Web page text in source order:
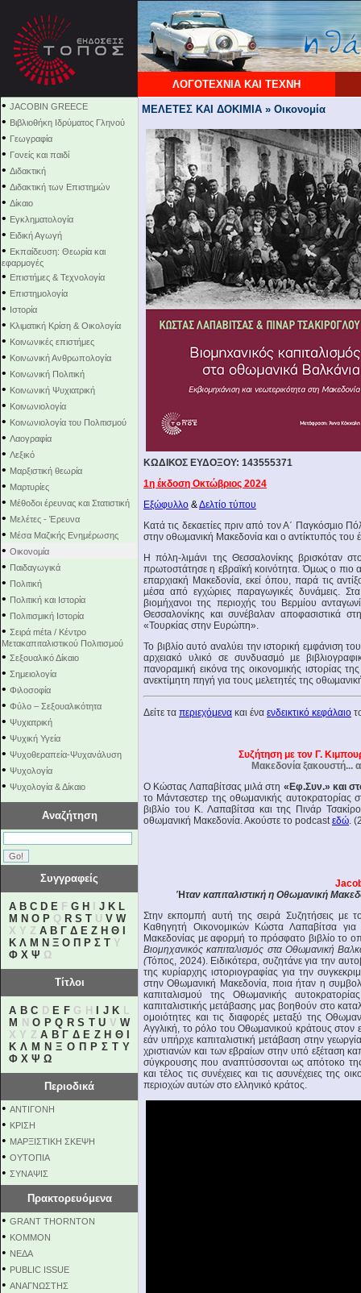
ΛΟΓΟΤΕΧΝΙΑ ΚΑΙ ΤΕΧΝΗ
• JACOBIN GREECE
• Βιβλιοθήκη Ιδρύματος Γληνού
• Γεωγραφία
• Γονείς και παιδί
• Διδακτική
• Διδακτική των Επιστημών
• Δίκαιο
• Εγκληματολογία
• Ειδική Αγωγή
• Εκπαίδευση: Θεωρία και
εφαρμογές
• Επιστήμες & Τεχνολογία
• Επιστημολογία
• Ιστορία
• Κλιματική Κρίση & Οικολογία
• Κοινωνικές επιστήμες
• Κοινωνική Ανθρωπολογία
• Κοινωνική Πολιτική
• Κοινωνική Ψυχιατρική
• Κοινωνιολογία
• Κοινωνιολογία του Πολιτισμού
• Λαογραφία
• Λεξικό
• Μαρξιστική θεωρία
• Μαρτυρίες
• Μέθοδοι έρευνας και Στατιστική
• Μελέτες - Έρευνα
• Μέσα Μαζικής Ενημέρωσης
• Οικονομία
• Παιδαγωγικά
• Πολιτική
• Πολιτική και Ιστορία
• Πολιτισμική Ιστορία
• Σειρά mέta / Κέντρο
Μετακαπιταλιστικού Πολιτισμού
• Σεξουαλικό Δίκαιο
• Σημειολογία
• Φιλοσοφία
• Φύλο – Σεξουαλικότητα
• Ψυχιατρική
• Ψυχική Υγεία
• Ψυχοθεραπεία-Ψυχανάλυση
• Ψυχολογία
• Ψυχολογία & Δίκαιο
Αναζήτηση
Συγγραφείς
A B C D E F G H J K L
M N O P Q R S T U V W
X Y Z Α Β Γ Δ Ε Ζ Η Θ
Κ Λ Μ Ν Ξ Ο Π Ρ Σ Τ Υ
Φ Χ Ψ Ω
Τίτλοι
A B C D E FG H J K L
M
N O P Q R S T U V W
X Y ZΑ Β Γ Δ Ε Ζ Η Θ
Κ Λ Μ Ν Ξ Ο Π Ρ Σ Τ Υ
Φ Χ Ψ Ω
Περιοδικά
• ΑΝΤΙΓΟΝΗ
• ΚΡΙΣΗ
• ΜΑΡΞΙΣΤΙΚΗ ΣΚΕΨΗ
• ΟΥΤΟΠΙΑ
• ΣΥΝΑΨΙΣ
Πρακτορευόμενα
• GRANT THORNTON
• KOMMON
• NEΔΑ
• PUBLIC ISSUE
• ΑΝΑΓΝΩΣΤΗΣ
ΜΕΛΕΤΕΣ ΚΑΙ ΔΟΚΙΜΙΑ » Οικονομία
ΚΩΔΙΚΟΣ ΕΥΔΟΞΟΥ: 143555371
1η έκδοση Οκτώβριος 2024
Εξώφυλλο &Δελτίο τύπου
Κατά τις δεκαετίες πριν από τον Α΄ Παγκόσµιο
στην οθωµανική Μακεδονία και ο αντίκτυπός του
Η πόλη-λιµάνι της Θεσσαλονίκης βρισκόταν
πρωτοστάτησε η εβραϊκή κοινότητα. Όµως ο πιο
επαρχιακή Μακεδονία, εκεί όπου, παρά τις
µέσα από εγχώριες παραγωγικές δυνάµεις.
βιοµήχανοι της περιοχής του Βερµίου
Θεσσαλονίκης και συνέβαλαν αποφασιστικά
«Τουρκίας στην Ευρώπη».
Το βιβλίο αυτό αναλύει την ιστορική εµφάνιση
αρχειακό υλικό σε συνδυασµό µε
πανοραµική εικόνα της οικονοµικής ιστορίας
ανεκτίµητη πηγή για τους µελετητές της
Δείτε τα περιεχόμενα και ένα ενδεικτικό κεφάλαιο
Συζήτηση με τον Γ.
Μακεδονία ξακουστή...
Ο Κώστας Λαπαβίτσας μιλά στη «Εφ.Συν.» και
το Μάντσεστερ της οθωμανικής
βιβλίο του Κ. Λαπαβίτσα και της Πινάρ
οθωμανική Μακεδονία. Ακούστε το podcastεδώ.
Ήταν καπιταλιστική η Οθωμανική
Στην εκπομπή αυτή της σειρά Συζητήσεις με
Καθηγητή Οικονομικών Κώστα Λαπαβίτσα
Μακεδονίας με αφορμή το πρόσφατο βιβλίο το
Βιομηχανικός καπιταλισμός στα Οθωμανική
(Τόπος, 2024). Ειδικότερα, συζητάνε για την
της κυρίαρχης ιστοριογραφίας για την
στην Οθωμανική Μακεδονία, ποια ήταν η
καπιταλισμού της Οθωμανικής
καπιταλιστικής μετάβασης μας βοηθούν στο
ομοιότητες και τις διαφορές μεταξύ της
Αγγλική, το ρόλο του Οθωμανικού κράτους στον
εάν υπήρχε καπιταλιστική μετάβαση στην
χριστιανών και των εβραίων στην υπό εξέταση
σύγκρουσης που αναπτύσσονται ως απότοκο
και τέλος τις συνέχειες και τις ασυνέχειες
περιοχών αυτών στο ελληνικό κράτος.